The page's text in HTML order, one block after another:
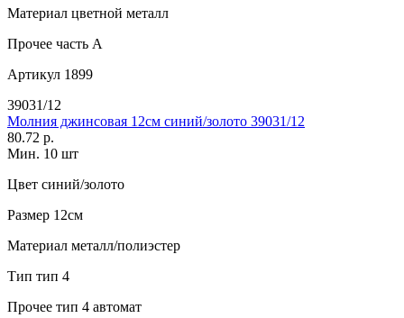
Материал цветной металл
Прочее часть A
Артикул 1899
39031/12
Молния джинсовая 12см синий/золото 39031/12
80.72 р.
Мин. 10 шт
Цвет синий/золото
Размер 12см
Материал металл/полиэстер
Тип тип 4
Прочее тип 4 автомат